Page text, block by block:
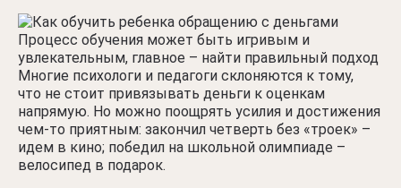
Процесс обучения может быть игривым и
увлекательным, главное – найти правильный подход
Многие психологи и педагоги склоняются к тому,
что не стоит привязывать деньги к оценкам
напрямую. Но можно поощрять усилия и достижения
чем-то приятным: закончил четверть без «троек» –
идем в кино; победил на школьной олимпиаде –
велосипед в подарок.